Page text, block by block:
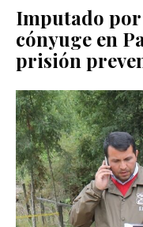
Imputado
cónyuge en
prisión